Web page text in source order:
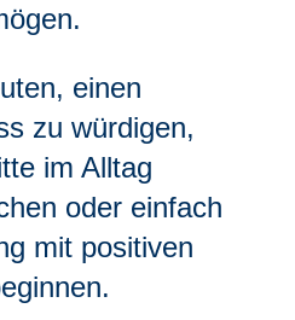
einen
zu würdigen,
im Alltag
oder einfach
mit positiven